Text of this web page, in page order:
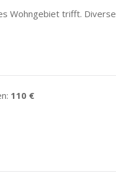
Wohngebiet trifft. Diverse
110 €